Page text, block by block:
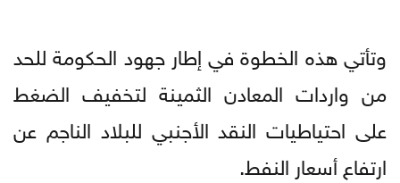
وتأتي هذه الخطوة في إطار جهود الحكومة للحد
من واردات المعادن الثمينة لتخفيف الضغط
على احتياطيات النقد الأجنبي للبلاد الناجم عن
ارتفاع أسعار النفط.